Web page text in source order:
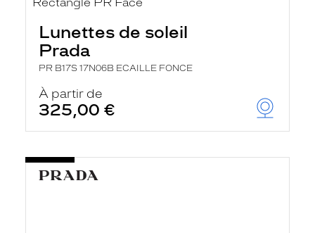
Lunettes de soleil
Prada
PR B17S 17N06B ECAILLE FONCE
À partir de
325,00 €